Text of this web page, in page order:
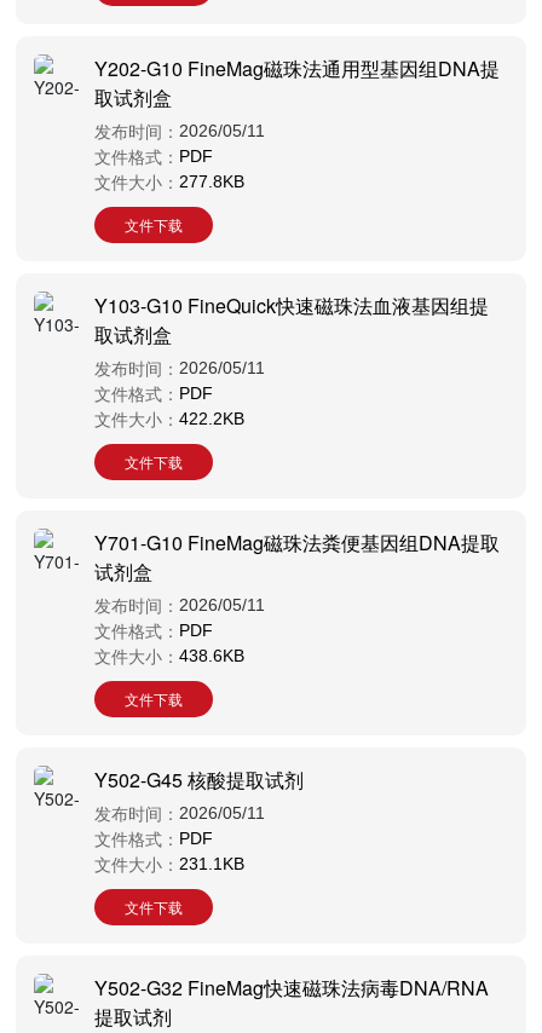
Y202-G10 FineMag磁珠法通用型基因组DNA提
取试剂盒
发布时间：2026/05/11
文件格式： PDF
文件大小：277.8KB
文件下载
Y103-G10 FineQuick快速磁珠法血液基因组提
取试剂盒
发布时间：2026/05/11
文件格式： PDF
文件大小：422.2KB
文件下载
Y701-G10 FineMag磁珠法粪便基因组DNA提取
试剂盒
发布时间：2026/05/11
文件格式： PDF
文件大小：438.6KB
文件下载
Y502-G45 核酸提取试剂
发布时间：2026/05/11
文件格式： PDF
文件大小：231.1KB
文件下载
Y502-G32 FineMag快速磁珠法病毒DNA/RNA
提取试剂